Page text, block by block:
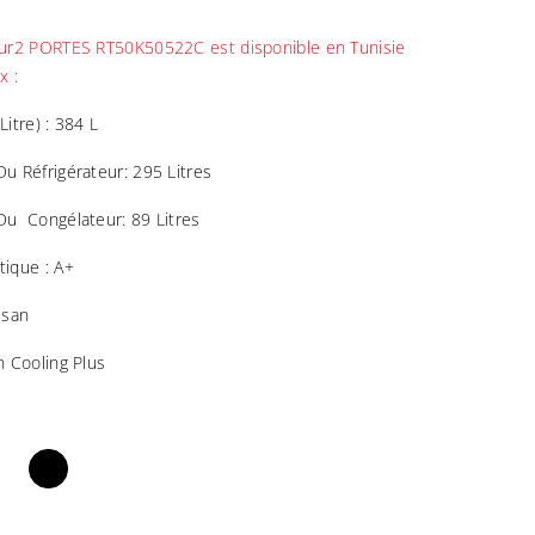
PORTES RT50K50522C est disponible en Tunisie
:
: 384 L
Réfrigérateur: 295 Litres
Congélateur: 89 Litres
: A+
Cooling Plus